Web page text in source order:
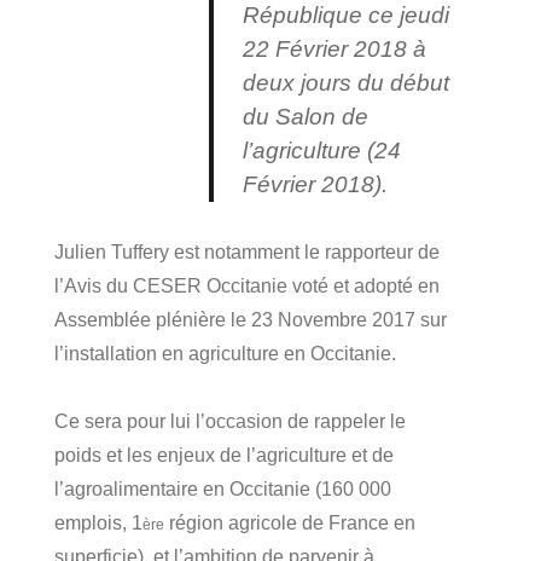
République ce jeudi
22 Février 2018à
deux jours du début
du Salon de
l’agriculture (24
Février 2018).
Julien Tuffery est notamment le rapporteur de
l’Avis du CESER Occitanie voté et adopté en
Assemblée plénière le 23 Novembre 2017 sur
l’installation en agriculture en Occitanie.
Ce sera pour lui l’occasion de rappeler le
poids et les enjeux de l’agriculture et de
l’agroalimentaire en Occitanie (160 000
emplois, 1ère région agricole de France en
superficie), et l’ambition de parvenir à